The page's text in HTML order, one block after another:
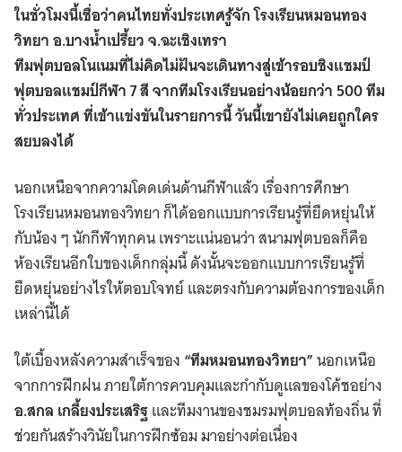
ในชั่วโมงนี้เชื่อว่าคนไทยทั่งประเทศรู้จัก โรงเรียนหมอนทอง
วิทยา อ.บางน้ำเปรี้ยว จ.ฉะเชิงเทรา
ทีมฟุตบอลโนเนมที่ไม่คิดไม่ฝันจะเดินทางสู่เข้ารอบชิงแชมป์
ฟุตบอลแชมป์กีฬา 7 สี จากทีมโรงเรียนอย่างน้อยกว่า500ทีม
ทั่วประเทศ ที่เข้าแข่งขันในรายการนี้ วันนี้เขายังไม่เคยถูกใคร
สยบลงได้
นอกเหนือจากความโดดเด่นด้านกีฬาแล้ว เรื่องการศึกษา
โรงเรียนหมอนทองวิทยา ก็ได้ออกแบบการเรียนรู้ที่ยืดหยุ่นให้
กับน้อง ๆ นักกีฬาทุกคน เพราะแน่นอนว่า สนามฟุตบอลก็คือ
ห้องเรียนอีกใบของเด็กกลุ่มนี้ ดังนั้นจะออกแบบการเรียนรู้ที่
ยืดหยุ่นอย่างไรให้ตอบโจทย์ และตรงกับความต้องการของเด็ก
เหล่านี้ได้
ใต้เบื้องหลังความสำเร็จของ “ทีมหมอนทองวิทยา”นอกเหนือ
จากการฝึกฝน ภายใต้การควบคุมและกำกับดูแลของโค้ชอย่าง
อ.สกล เกลี้ยงประเสริฐและทีมงานของชมรมฟุตบอลท้องถิ่น ที่
ช่วยกันสร้างวินัยในการฝึกซ้อม มาอย่างต่อเนื่อง